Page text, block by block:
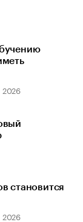
2026
становится
2026